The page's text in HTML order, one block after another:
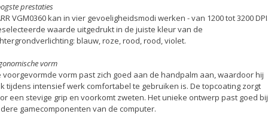
prestaties
VGM0360 kan in vier gevoeligheidsmodi werken - van 1200 tot 3200
waarde uitgedrukt in de juiste kleur van de
blauw, roze, rood, rood, violet.
vorm
voorgevormde vorm past zich goed aan de handpalm aan, waardoor hij
tijdens intensief werk comfortabel te gebruiken is. De topcoating zorgt
een stevige grip en voorkomt zweten. Het unieke ontwerp past goed bij
gamecomponenten van de computer.